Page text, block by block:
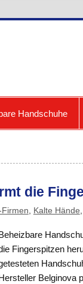
Handschuhe
die
, Kalte Hände,
Fingerspitzen
Belginova